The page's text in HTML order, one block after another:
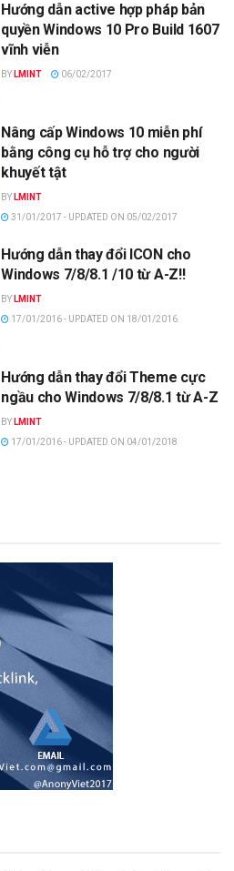
Hướng dẫn active hợp pháp bản
quyền Windows 10 Pro Build 1607
vĩnh viễn
BY LMINT 06/02/2017
Nâng cấp Windows 10 miễn phí
bằng công cụ hỗ trợ cho người
khuyết tật
BY LMINT
31/01/2017 - UPDATED ON 05/02/2017
Hướng dẫn thay đổi ICON cho
Windows 7/8/8.1 /10 từ A-Z!!
BY LMINT
17/01/2016 - UPDATED ON 18/01/2016
Hướng dẫn thay đổi Theme cực
ngầu cho Windows 7/8/8.1 từ A-Z
BY LMINT
17/01/2016 - UPDATED ON 04/01/2018